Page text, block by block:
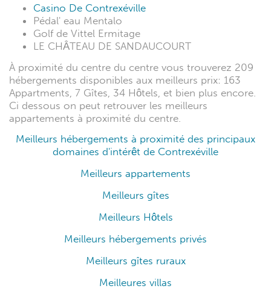
Casino De Contrexéville
Pédal' eau Mentalo
Golf de Vittel Ermitage
LE CHÂTEAU DE SANDAUCOURT
À proximité du centre du centre vous trouverez 209
hébergements disponibles aux meilleurs prix: 163
Appartments, 7 Gîtes, 34 Hôtels, et bien plus encore.
Ci dessous on peut retrouver les meilleurs
appartements à proximité du centre.
Meilleurs hébergements à proximité des principaux
domaines d'intérêt de Contrexéville
Meilleurs appartements
Meilleurs gîtes
Meilleurs Hôtels
Meilleurs hébergements privés
Meilleurs gîtes ruraux
Meilleures villas